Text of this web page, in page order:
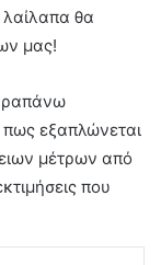
λαίλαπα θα
μας!
πως εξαπλώνεται
μέτρων από
που